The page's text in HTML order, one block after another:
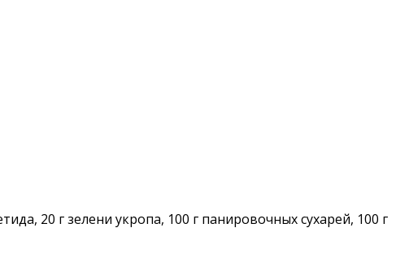
20 г зелени укропа, 100 г панировочных сухарей, 100 г